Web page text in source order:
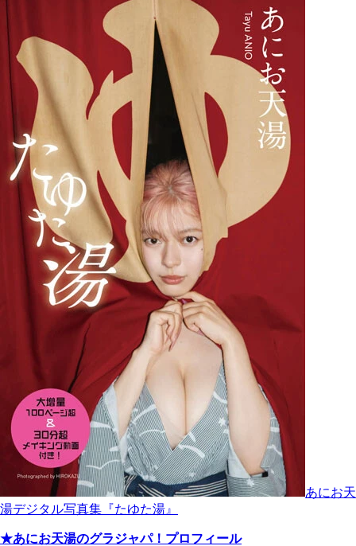
あにお天
湯デジタル写真集『たゆた湯』
★あにお天湯のグラジャパ！プロフィール